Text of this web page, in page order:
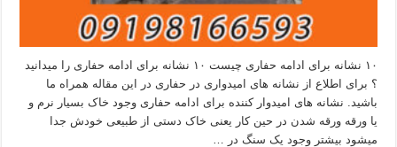
۱۰ نشانه برای ادامه حفاری چیست ۱۰ نشانه برای ادامه حفاری را میدانید
؟ برای اطلاع از نشانه های امیدواری در حفاری در این مقاله همراه ما
باشید. نشانه های امیدوار کننده برای ادامه حفاری وجود خاک بسیار نرم و
یا ورقه ورقه شدن در حین کار یعنی خاک دستی از طبیعی خودش جدا
میشود بیشتر وجود یک سنگ در …